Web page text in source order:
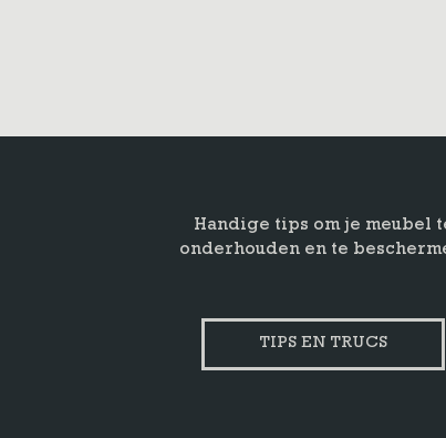
Handige tips om je meubel
onderhouden en te
TIPS EN TRUCS